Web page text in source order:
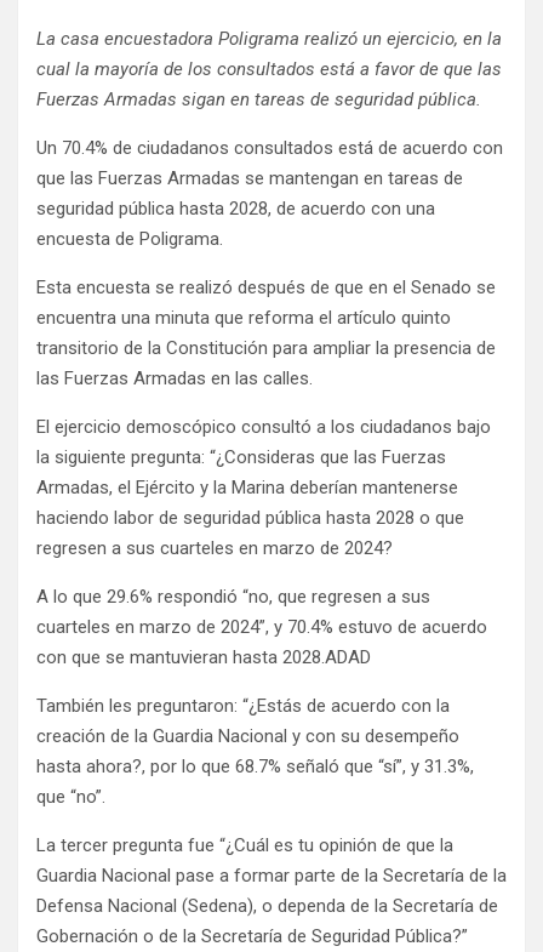
La casa encuestadora Poligrama realizó un ejercicio, en la
cual la mayoría de los consultados está a favor de que las
Fuerzas Armadas sigan en tareas de seguridad pública.
Un 70.4% de ciudadanos consultados está de acuerdo con
que las Fuerzas Armadas se mantengan en tareas de
seguridad pública hasta 2028, de acuerdo con una
encuesta de Poligrama.
Esta encuesta se realizó después de que en el Senado se
encuentra una minuta que reforma el artículo quinto
transitorio de la Constitución para ampliar la presencia de
las Fuerzas Armadas en las calles.
El ejercicio demoscópico consultó a los ciudadanos bajo
la siguiente pregunta: “¿Consideras que las Fuerzas
Armadas, el Ejército y la Marina deberían mantenerse
haciendo labor de seguridad pública hasta 2028 o que
regresen a sus cuarteles en marzo de 2024?
A lo que 29.6% respondió “no, que regresen a sus
cuarteles en marzo de 2024”, y 70.4% estuvo de acuerdo
con que se mantuvieran hasta 2028.ADAD
También les preguntaron: “¿Estás de acuerdo con la
creación de la Guardia Nacional y con su desempeño
hasta ahora?, por lo que 68.7% señaló que “sí”, y 31.3%,
que “no”.
La tercer pregunta fue “¿Cuál es tu opinión de que la
Guardia Nacional pase a formar parte de la Secretaría de la
Defensa Nacional (Sedena), o dependa de la Secretaría de
Gobernación o de la Secretaría de Seguridad Pública?”